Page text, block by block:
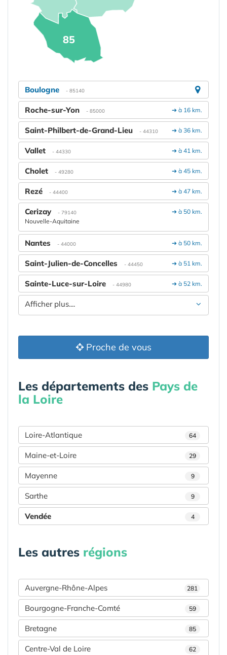
85
Boulogne - 85140
➔ à 16 km.
Roche-sur-Yon - 85000
➔ à 36 km.
Saint-Philbert-de-Grand-Lieu - 44310
➔ à 41 km.
Vallet - 44330
➔ à 45 km.
Cholet - 49280
➔ à 47 km.
Rezé - 44400
➔ à 50 km.
Cerizay - 79140
Nouvelle-Aquitaine
➔ à 50 km.
Nantes - 44000
➔ à 51 km.
Saint-Julien-de-Concelles - 44450
➔ à 52 km.
Sainte-Luce-sur-Loire - 44980
Afficher plus....
Proche de vous
Les départements des Pays de
la Loire
Loire-Atlantique 64
Maine-et-Loire 29
Mayenne 9
Sarthe 9
Vendée 4
Les autres régions
Auvergne-Rhône-Alpes 281
Bourgogne-Franche-Comté 59
Bretagne 85
Centre-Val de Loire 62